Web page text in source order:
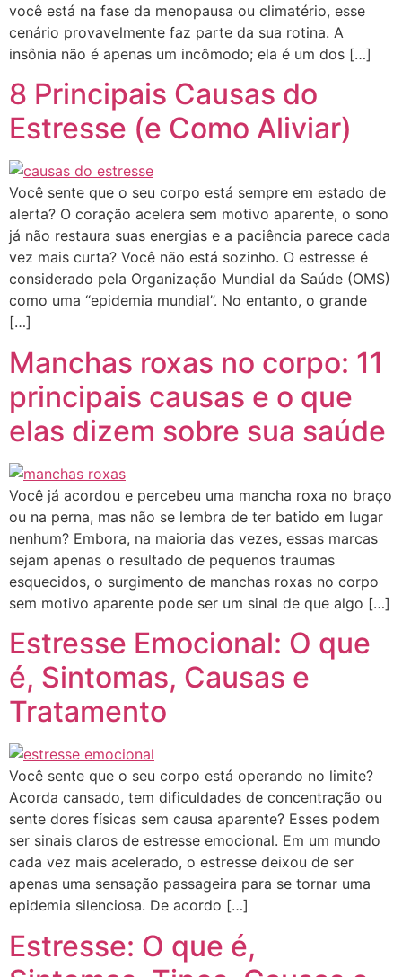
você está na fase da menopausa ou climatério, esse
cenário provavelmente faz parte da sua rotina. A
insônia não é apenas um incômodo; ela é um dos […]
8 Principais Causas do
Estresse (e Como Aliviar)
Você sente que o seu corpo está sempre em estado de
alerta? O coração acelera sem motivo aparente, o sono
já não restaura suas energias e a paciência parece cada
vez mais curta? Você não está sozinho. O estresse é
considerado pela Organização Mundial da Saúde (OMS)
como uma “epidemia mundial”. No entanto, o grande
[…]
Manchas roxas no corpo: 11
principais causas e o que
elas dizem sobre sua saúde
Você já acordou e percebeu uma mancha roxa no braço
ou na perna, mas não se lembra de ter batido em lugar
nenhum? Embora, na maioria das vezes, essas marcas
sejam apenas o resultado de pequenos traumas
esquecidos, o surgimento de manchas roxas no corpo
sem motivo aparente pode ser um sinal de que algo […]
Estresse Emocional: O que
é, Sintomas, Causas e
Tratamento
Você sente que o seu corpo está operando no limite?
Acorda cansado, tem dificuldades de concentração ou
sente dores físicas sem causa aparente? Esses podem
ser sinais claros de estresse emocional. Em um mundo
cada vez mais acelerado, o estresse deixou de ser
apenas uma sensação passageira para se tornar uma
epidemia silenciosa. De acordo […]
Estresse: O que é,